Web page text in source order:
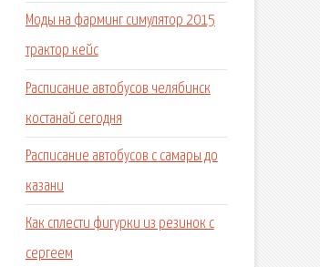
Моды на фарминг симулятор 2015
трактор кейс
Расписание автобусов челябинск
костанай сегодня
Расписание автобусов с самары до
казани
Как сплести фигурки из резинок с
сергеем